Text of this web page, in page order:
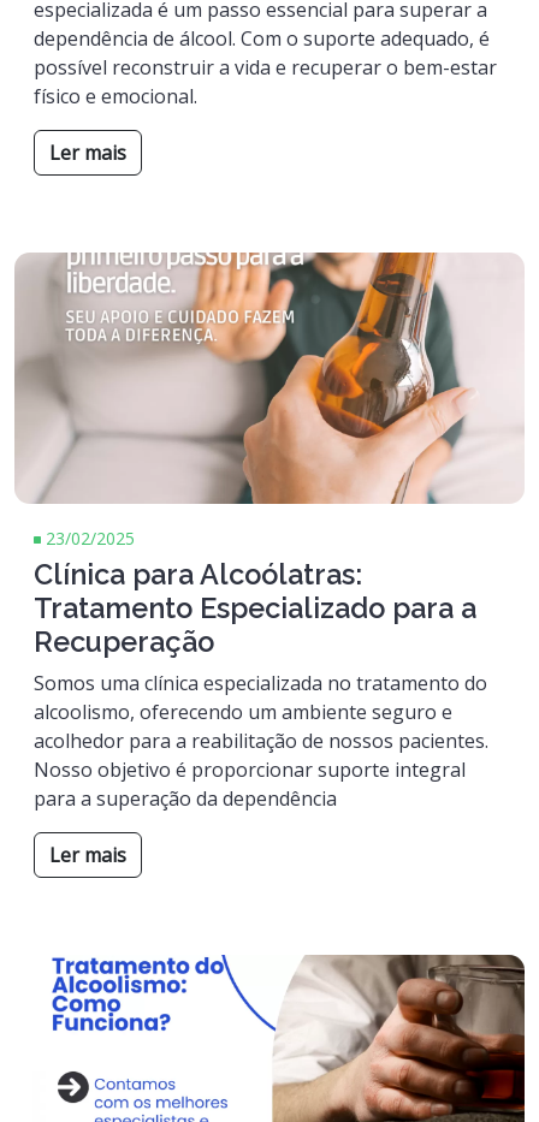
especializada é um passo essencial para superar a
dependência de álcool. Com o suporte adequado, é
possível reconstruir a vida e recuperar o bem-estar
físico e emocional.
Ler mais
23/02/2025
Clínica para Alcoólatras:
Tratamento Especializado para a
Recuperação
Somos uma clínica especializada no tratamento do
alcoolismo, oferecendo um ambiente seguro e
acolhedor para a reabilitação de nossos pacientes.
Nosso objetivo é proporcionar suporte integral
para a superação da dependência
Ler mais